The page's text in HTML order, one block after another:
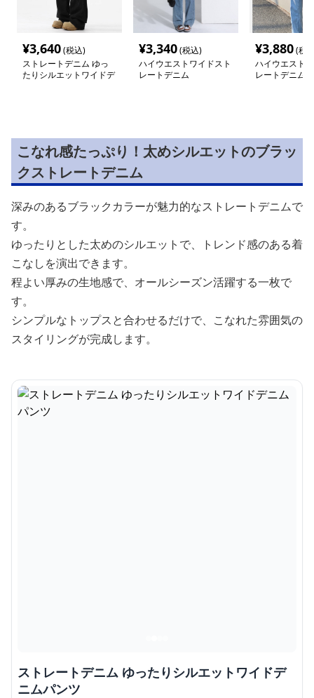
¥3,640(税込)
ストレートデニム ゆっ
たりシルエットワイドデ
¥3,340(税込)
ハイウエストワイドスト
レートデニム
¥3,880(税
ハイウエスト
レートデニム
こなれ感たっぷり！太めシルエットのブラッ
クストレートデニム
深みのあるブラックカラーが魅力的なストレートデニムで
す。
ゆったりとした太めのシルエットで、トレンド感のある着
こなしを演出できます。
程よい厚みの生地感で、オールシーズン活躍する一枚で
す。
シンプルなトップスと合わせるだけで、こなれた雰囲気の
スタイリングが完成します。
ストレートデニム ゆったりシルエットワイドデ
ニムパンツ